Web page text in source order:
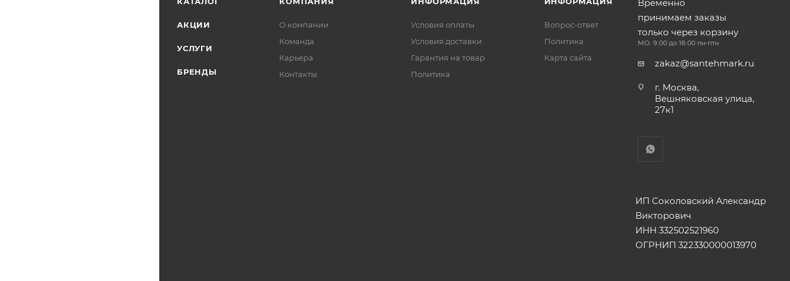
АКЦИИ
УСЛУГИ
БРЕНДЫ
О компании
Команда
Карьера
Контакты
Условия оплаты
Условия доставки
Гарантия на товар
Политика
Вопрос-ответ
Политика
Карта сайта
Временно
принимаем заказы
только через корзину
МО: 9:00 до 18:00 пн-птн
zakaz@santehmark.ru
г. Москва,
Вешняковская улица,
27к1
ИП Соколовский Александр
Викторович
ИНН 332502521960
ОГРНИП 322330000013970